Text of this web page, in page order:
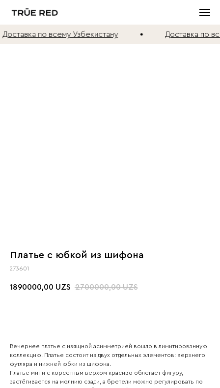
по всему Узбекистану Доставка по
Платье с юбкой из шифона
273601
1890000,00 UZS 2700000,00 UZS
Вечернее платье с изящной асимметрией вошло в лимитированную
коллекцию. Платье состоит из двух отдельных элементов: верхнего
футляра и нижней юбки из шифона.
Платье мини с корсетным верхом красиво облегает фигуру,
застёгивается на молнию сзади, а бретели можно регулировать по